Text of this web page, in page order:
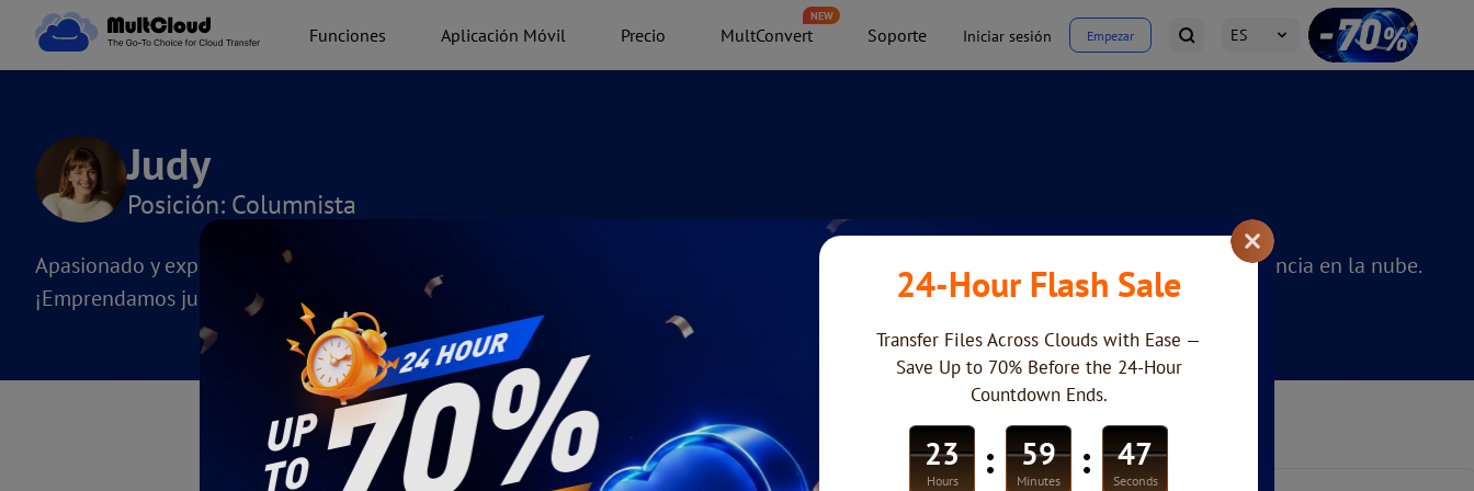
Funciones Aplicación Móvil Precio MultConvert
NEW
Soporte Iniciar sesión Empezar ES
Judy
Posición: Columnista
Apasionado y experto en servicios de almacenamiento en la nube, ofrezco asistencia personalizada para elevar y optimizar tu experiencia en la nube.
¡Emprendamos juntos este viaje hacia la excelencia!